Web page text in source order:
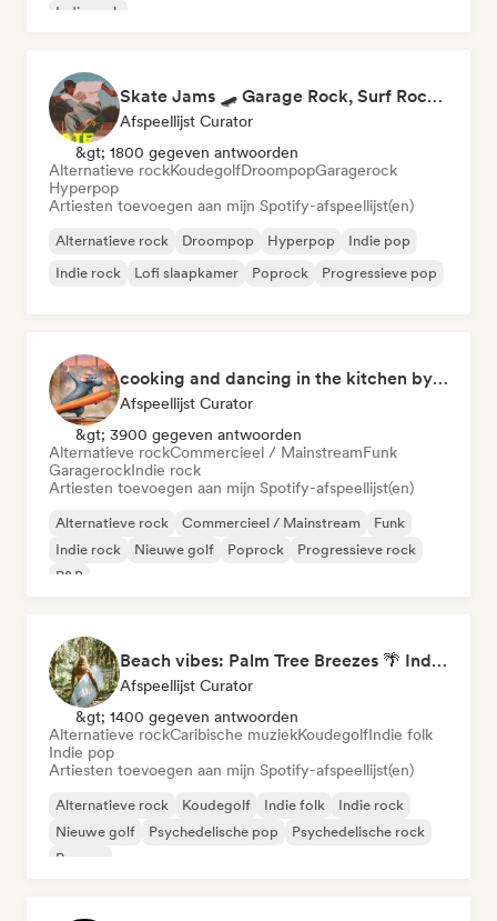
Indie rock
Skate Jams 🛹 Garage Rock, Surf Rock & Neo-Psych
Afspeellijst Curator
&gt; 1800 gegeven antwoorden
Alternatieve rockKoudegolfDroompopGaragerock
Hyperpop
Artiesten toevoegen aan mijn Spotify-afspeellijst(en)
Alternatieve rock Droompop Hyperpop
Indie pop
Indie rock
Lofi slaapkamer Poprock Progressieve pop
cooking and dancing in the kitchen by Cookfy
Afspeellijst Curator
&gt; 3900 gegeven antwoorden
Alternatieve rockCommercieel / MainstreamFunk
GaragerockIndie rock
Artiesten toevoegen aan mijn Spotify-afspeellijst(en)
Alternatieve rock Commercieel / Mainstream
Funk
Indie rock
Nieuwe golf Poprock
Progressieve rock
R&B
Beach vibes: Palm Tree Breezes 🌴 Indie Folk, Acoustic & Singer-Songwriter
Afspeellijst Curator
&gt; 1400 gegeven antwoorden
Alternatieve rockCaribische muziekKoudegolfIndie folk
Indie pop
Artiesten toevoegen aan mijn Spotify-afspeellijst(en)
Alternatieve rock Koudegolf Indie folk
Indie rock
Nieuwe golf
Psychedelische pop
Psychedelische rock
Reggae